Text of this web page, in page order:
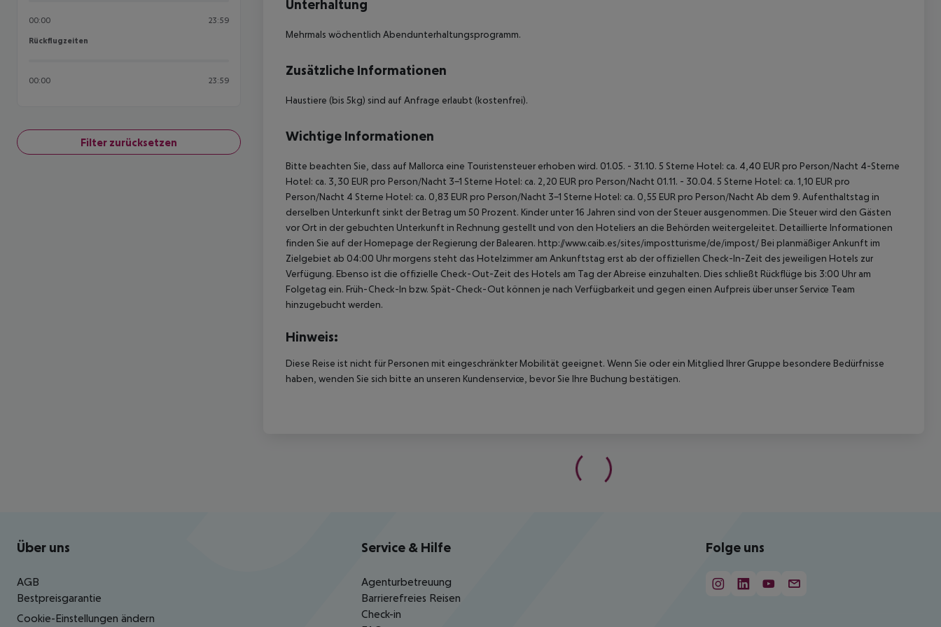
00:00 23:59
Rückflugzeiten
Rückflugzeiten
00:00 23:59
Filter zurücksetzen
Unterhaltung
Mehrmals wöchentlich Abendunterhaltungsprogramm.
Zusätzliche Informationen
Haustiere (bis 5kg) sind auf Anfrage erlaubt (kostenfrei).
Wichtige Informationen
Bitte beachten Sie, dass auf Mallorca eine Touristensteuer erhoben wird. 01.05. - 31.10. 5 Sterne Hotel: ca. 4,40 EUR pro Person/Nacht 4-Sterne
Hotel: ca. 3,30 EUR pro Person/Nacht 3-1 Sterne Hotel: ca. 2,20 EUR pro Person/Nacht 01.11. - 30.04. 5 Sterne Hotel: ca. 1,10 EUR pro
Person/Nacht 4 Sterne Hotel: ca. 0,83 EUR pro Person/Nacht 3-1 Sterne Hotel: ca. 0,55 EUR pro Person/Nacht Ab dem 9. Aufenthaltstag in
derselben Unterkunft sinkt der Betrag um 50 Prozent. Kinder unter 16 Jahren sind von der Steuer ausgenommen. Die Steuer wird den Gästen
vor Ort in der gebuchten Unterkunft in Rechnung gestellt und von den Hoteliers an die Behörden weitergeleitet. Detaillierte Informationen
finden Sie auf der Homepage der Regierung der Balearen. http://www.caib.es/sites/impostturisme/de/impost/ Bei planmäßiger Ankunft im
Zielgebiet ab 04:00 Uhr morgens steht das Hotelzimmer am Ankunftstag erst ab der offiziellen Check-In-Zeit des jeweiligen Hotels zur
Verfügung. Ebenso ist die offizielle Check-Out-Zeit des Hotels am Tag der Abreise einzuhalten. Dies schließt Rückflüge bis 3:00 Uhr am
Folgetag ein. Früh-Check-In bzw. Spät-Check-Out können je nach Verfügbarkeit und gegen einen Aufpreis über unser Service Team
hinzugebucht werden.
Hinweis:
Diese Reise ist nicht für Personen mit eingeschränkter Mobilität geeignet. Wenn Sie oder ein Mitglied Ihrer Gruppe besondere Bedürfnisse
haben, wenden Sie sich bitte an unseren Kundenservice, bevor Sie Ihre Buchung bestätigen.
Footer navigation
Über uns
AGB
Bestpreisgarantie
Cookie-Einstellungen ändern
Service & Hilfe
Agenturbetreuung
Barrierefreies Reisen
Check-in
Folge uns